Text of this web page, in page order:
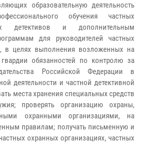
образовательную деятельность
обучения частных
детективов и дополнительным
для руководителей частных
в целях выполнения возложенных на
обязанностей по контролю за
Российской Федерации в
деятельности и частной детективной
места хранения специальных средств
проверять организацию охраны,
охранными организациями, на
правилам; получать письменную и
охранных организациях, частных